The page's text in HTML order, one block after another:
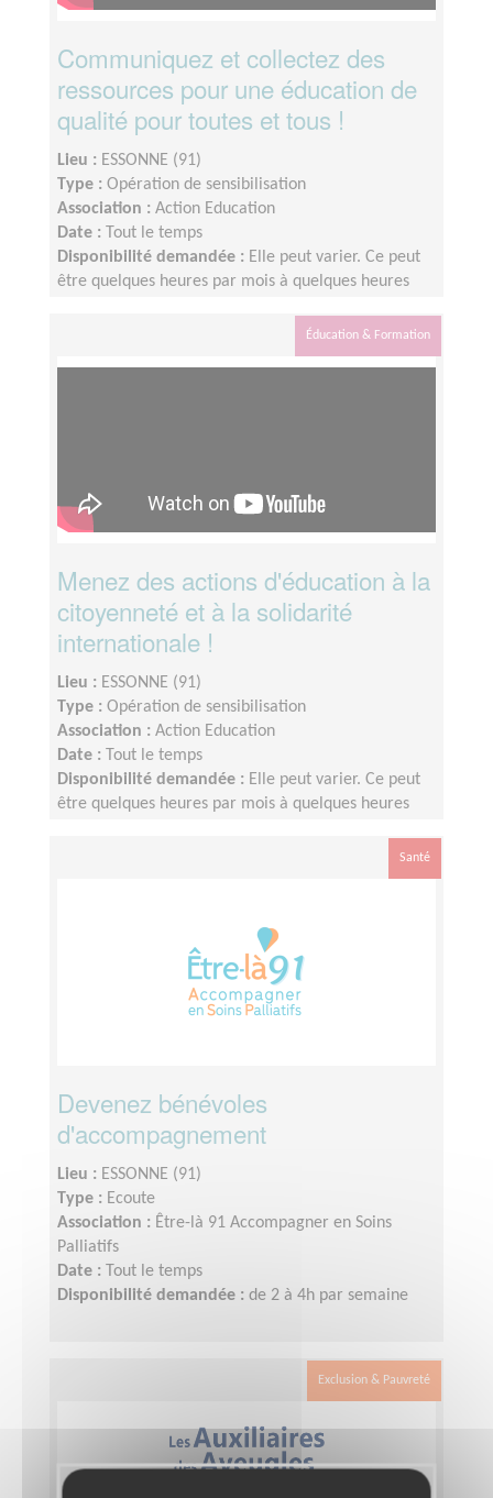
Communiquez et collectez des
ressources pour une éducation de
qualité pour toutes et tous !
Lieu : ESSONNE (91)
Type : Opération de sensibilisation
Association : Action Education
Date :
Tout le temps
Disponibilité demandée : Elle peut varier. Ce peut
être quelques heures par mois à quelques heures
Éducation & Formation
Menez des actions d'éducation à la
citoyenneté et à la solidarité
internationale !
Lieu : ESSONNE (91)
Type : Opération de sensibilisation
Association : Action Education
Date :
Tout le temps
Disponibilité demandée : Elle peut varier. Ce peut
être quelques heures par mois à quelques heures
Santé
Devenez bénévoles
d'accompagnement
Lieu : ESSONNE (91)
Type : Ecoute
Association : Être-là 91 Accompagner en Soins
Palliatifs
Date :
Tout le temps
Disponibilité demandée : de 2 à 4h par semaine
Exclusion & Pauvreté